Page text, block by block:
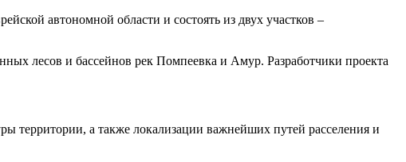
автономной области и состоять из двух участков –
лесов и бассейнов рек Помпеевка и Амур. Разработчики проекта
территории, а также локализации важнейших путей расселения и